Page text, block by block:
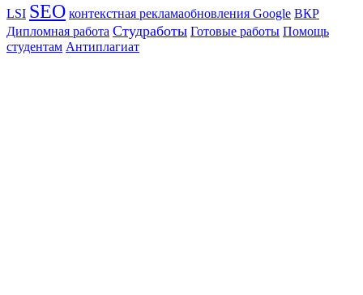
LSI SEO контекстная рекламаобновления Google ВКР
Дипломная работа Студработы Готовые работы Помощь
студентам Антиплагиат